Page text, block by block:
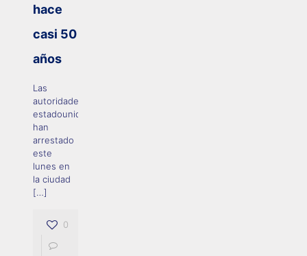
hace
casi 50
años
Las
autoridades
estadounidenses
han
arrestado
este
lunes en
la ciudad
[…]
0